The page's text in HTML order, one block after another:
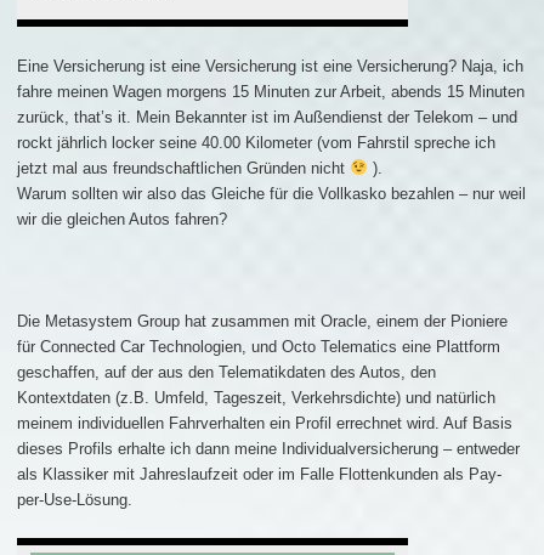
Eine Versicherung ist eine Versicherung ist eine Versicherung? Naja, ich
fahre meinen Wagen morgens 15 Minuten zur Arbeit, abends 15 Minuten
zurück, that’s it. Mein Bekannter ist im Außendienst der Telekom – und
rockt jährlich locker seine 40.00 Kilometer (vom Fahrstil spreche ich
jetzt mal aus freundschaftlichen Gründen nicht
).
Warum sollten wir also das Gleiche für die Vollkasko bezahlen – nur weil
wir die gleichen Autos fahren?
Die Metasystem Group hat zusammen mit Oracle, einem der Pioniere
für Connected Car Technologien, und Octo Telematics eine Plattform
geschaffen, auf der aus den Telematikdaten des Autos, den
Kontextdaten (z.B. Umfeld, Tageszeit, Verkehrsdichte) und natürlich
meinem individuellen Fahrverhalten ein Profil errechnet wird. Auf Basis
dieses Profils erhalte ich dann meine Individualversicherung – entweder
als Klassiker mit Jahreslaufzeit oder im Falle Flottenkunden als Pay-
per-Use-Lösung.